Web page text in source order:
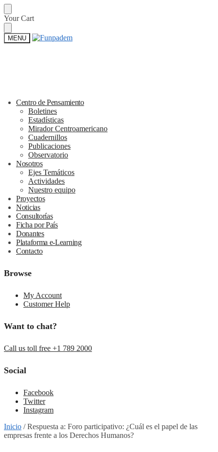
Skip
to
navigation
Skip
to
content
Your Cart
MENU
Centro de Pensamiento
Boletines
Estadísticas
Mirador Centroamericano
Cuadernillos
Publicaciones
Observatorio
Nosotros
Ejes Temáticos
Actividades
Nuestro equipo
Proyectos
Noticias
Consultorías
Ficha por País
Donantes
Plataforma e-Learning
Contacto
Browse
My Account
Customer Help
Want to chat?
Call us toll free +1 789 2000
Social
Facebook
Twitter
Instagram
Inicio /Respuesta a: Foro participativo: ¿Cuál es el papel de las
empresas frente a los Derechos Humanos?